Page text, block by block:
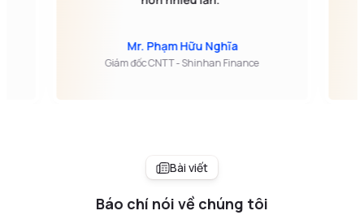
Mr. Phạm Hữu Nghĩa
Giám đốc CNTT - Shinhan Finance
Bài viết
Báo chí nói về chúng tôi